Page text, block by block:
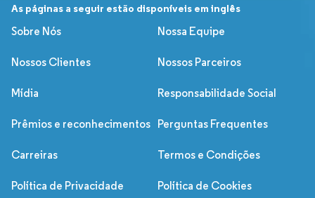
As páginas a seguir estão disponíveis em inglês
Sobre Nós
Nossa Equipe
Nossos Clientes Nossos Parceiros
Mídia Responsabilidade Social
Prêmios e reconhecimentos Perguntas Frequentes
Carreiras Termos e Condições
Política de Privacidade Política de Cookies